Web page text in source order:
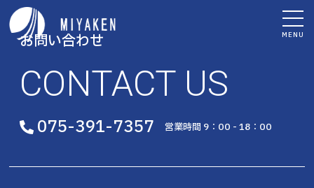
MENU
お問い合わせ
CONTACT US
075-391-7357 営業時間 9：00 - 18：00